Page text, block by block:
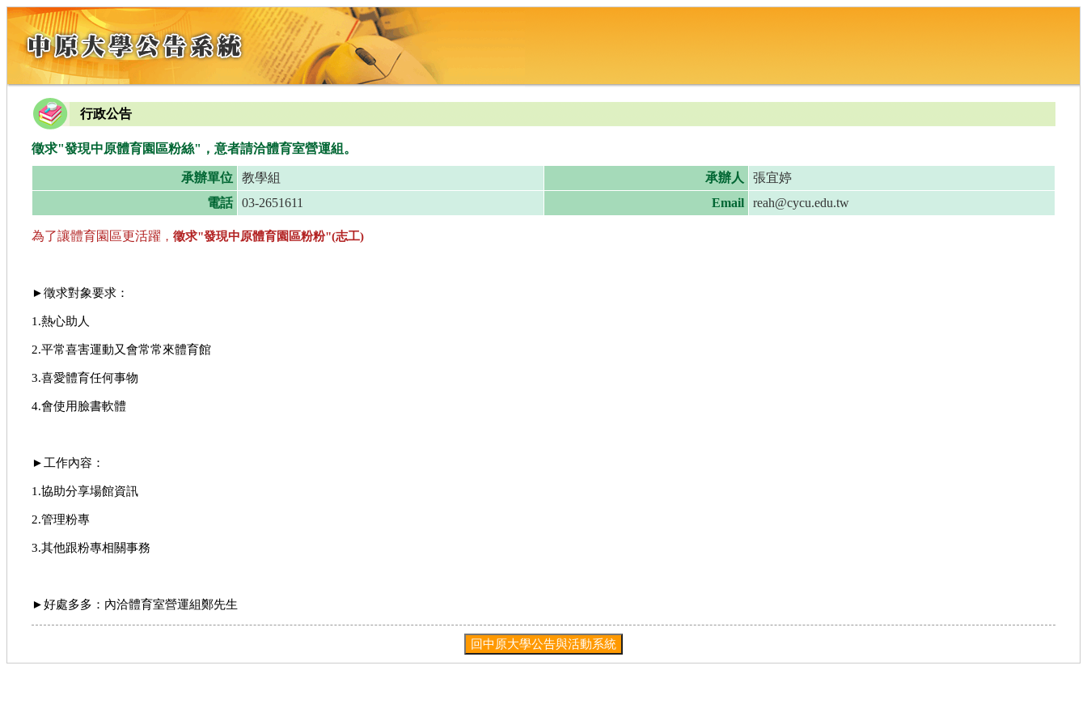
行政公告
徵求"發現中原體育園區粉絲"，意者請洽體育室營運組。
承辦單位 教學組 承辦人
張宜婷
電話
03-2651611 Email reah@cycu.edu.tw
為了讓體育園區更活躍 ， 徵求"發現中原體育園區粉粉"(志工)
►徵求對象要求：
1.熱心助人
2.平常喜害運動又會常常來體育館
3.喜愛體育任何事物
4.會使用臉書軟體
►工作內容：
1.協助分享場館資訊
2.管理粉專
3.其他跟粉專相關事務
►好處多多：內洽體育室營運組鄭先生
回中原大學公告與活動系統